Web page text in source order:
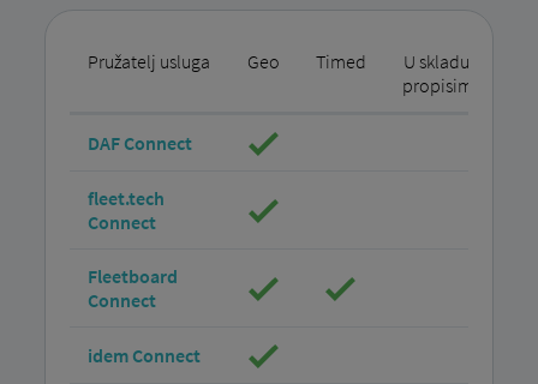
Pružatelj usluga Geo Timed
U skladu s
propisima
DAF Connect
fleet.tech
Connect
Fleetboard
Connect
idem Connect